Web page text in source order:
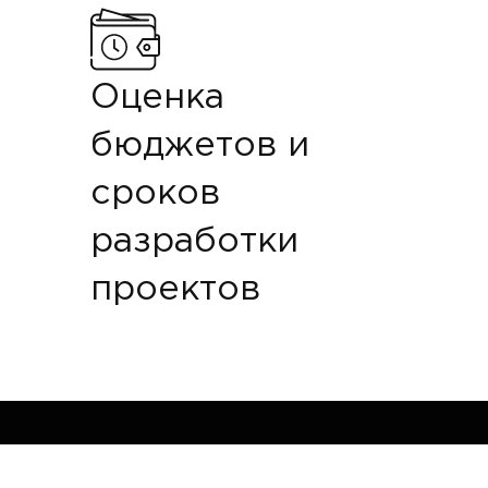
Оценка
бюджетов и
сроков
разработки
проектов